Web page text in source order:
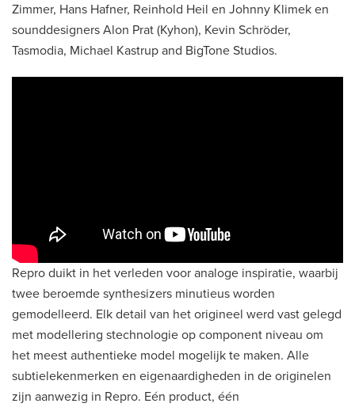
Zimmer, Hans Hafner, Reinhold Heil en Johnny Klimek en
sounddesigners Alon Prat (Kyhon), Kevin Schröder,
Tasmodia, Michael Kastrup and BigTone Studios.
Repro duikt in het verleden voor analoge inspiratie, waarbij
twee beroemde synthesizers minutieus worden
gemodelleerd. Elk detail van het origineel werd vast gelegd
met modellering stechnologie op component niveau om
het meest authentieke model mogelijk te maken. Alle
subtielekenmerken en eigenaardigheden in de originelen
zijn aanwezig in Repro. Eén product, één